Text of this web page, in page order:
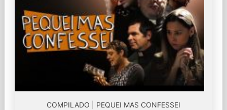
COMPILADO | PEQUEI MAS CONFESSEI